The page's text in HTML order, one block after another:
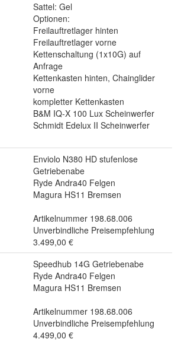
Sattel: Gel
Optionen:
Freilauftretlager hinten
Freilauftretlager vorne
Kettenschaltung (1x10G) auf
Anfrage
Kettenkasten hinten, Chainglider
vorne
kompletter Kettenkasten
B&M IQ-X 100 Lux Scheinwerfer
Schmidt Edelux II Scheinwerfer
Enviolo N380 HD stufenlose
Getriebenabe
Ryde Andra40 Felgen
Magura HS11 Bremsen
Artikelnummer 198.68.006
Unverbindliche Preisempfehlung
3.499,00 €
Speedhub 14G Getriebenabe
Ryde Andra40 Felgen
Magura HS11 Bremsen
Artikelnummer 198.68.006
Unverbindliche Preisempfehlung
4.499,00 €